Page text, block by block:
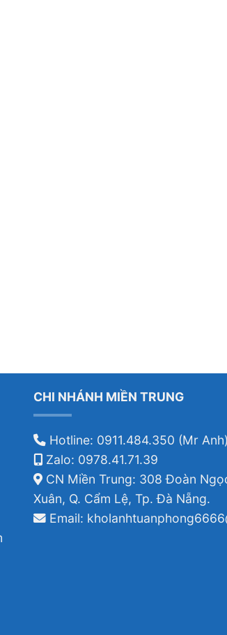
CHI NHÁNH MIỀN TRUNG
Hotline: 0911.484.350 (Mr Anh)
Zalo: 0978.41.71.39
CN Miền Trung: 308 Đoàn
Xuân, Q. Cẩm Lệ, Tp. Đà Nẵng.
Email: